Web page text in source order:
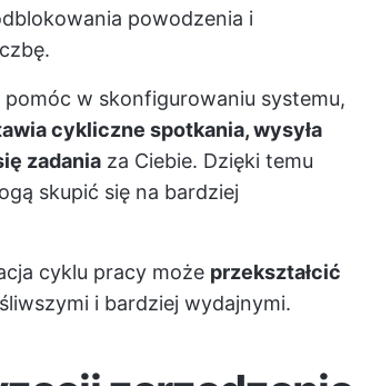
powodzenia i
w skonfigurowaniu systemu,
cykliczne spotkania, wysyła
zadania za Ciebie. Dzięki temu
skupić się na bardziej
cyklu pracy może przekształcić
i bardziej wydajnymi.